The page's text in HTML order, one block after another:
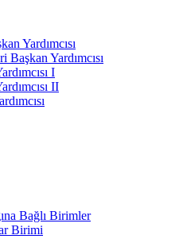
Yardımcısı
Yardımcısı
I
II
Bağlı Birimler
Birimi